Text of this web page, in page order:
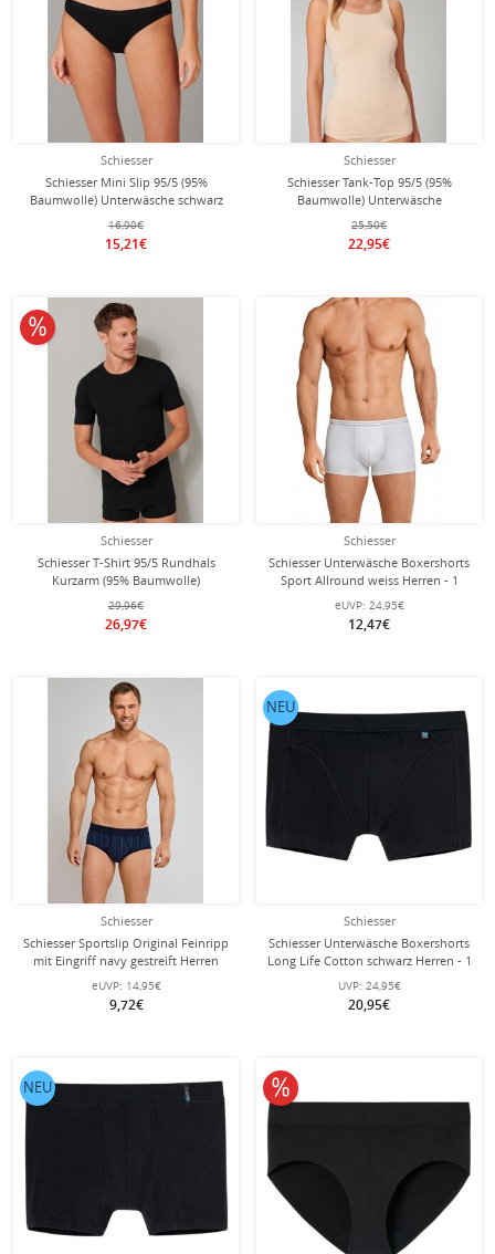
Schiesser
Schiesser Mini Slip 95/5 (95%
Baumwolle) Unterwäsche schwarz
Damen - 2er Pack
16,90€
15,21€
Schiesser
Schiesser Tank-Top 95/5 (95%
Baumwolle) Unterwäsche
sandbraun Damen - 2er Pack
25,50€
22,95€
Schiesser
Schiesser T-Shirt 95/5 Rundhals
Kurzarm (95% Baumwolle)
Unterwäsche schwarz Herren - 2er
Pack
29,96€
26,97€
10% reduziert
Schiesser
Schiesser Unterwäsche Boxershorts
Sport Allround weiss Herren - 1
Stück
eUVP: 24,95€
12,47€
Schiesser
Schiesser Sportslip Original Feinripp
mit Eingriff navy gestreift Herren
eUVP: 14,95€
9,72€
Schiesser
Schiesser Unterwäsche Boxershorts
Long Life Cotton schwarz Herren - 1
Stück
UVP: 24,95€
20,95€
NEU
NEU 10% reduziert